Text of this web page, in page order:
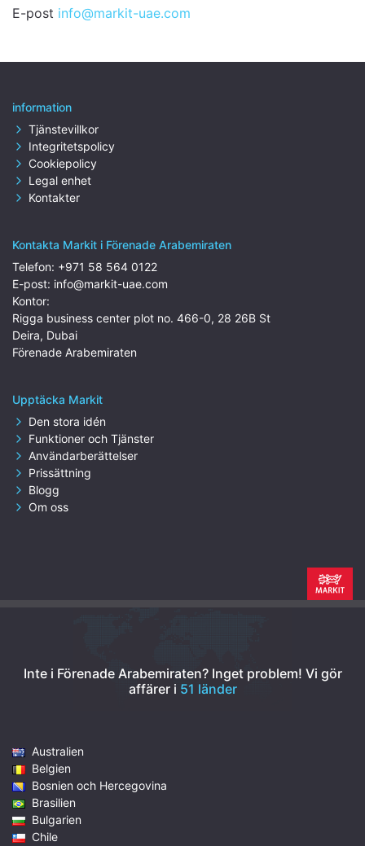
E-post info@markit-uae.com
information
Tjänstevillkor
Integritetspolicy
Cookiepolicy
Legal enhet
Kontakter
Kontakta Markit i Förenade Arabemiraten
Telefon: +971 58 564 0122
E-post: info@markit-uae.com
Kontor:
Rigga business center plot no. 466-0, 28 26B St
Deira, Dubai
Förenade Arabemiraten
Upptäcka Markit
Den stora idén
Funktioner och Tjänster
Användarberättelser
Prissättning
Blogg
Om oss
Inte i Förenade Arabemiraten? Inget problem! Vi gör
affärer i 51 länder
Australien
Belgien
Bosnien och Hercegovina
Brasilien
Bulgarien
Chile